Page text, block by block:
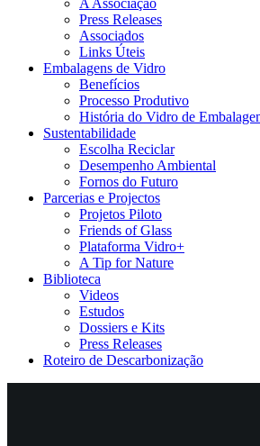
A Associação
Press Releases
Associados
Links Úteis
Embalagens de Vidro
Benefícios
Processo Produtivo
História do Vidro de
Sustentabilidade
Escolha Reciclar
Desempenho Ambiental
Fornos do Futuro
Parcerias e Projectos
Projetos Piloto
Friends of Glass
Plataforma Vidro+
A Tip for Nature
Biblioteca
Videos
Estudos
Dossiers e Kits
Press Releases
Roteiro de Descarbonização